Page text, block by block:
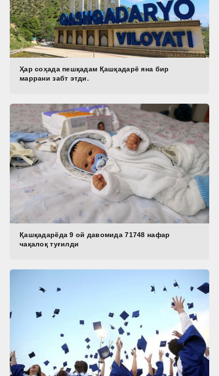
Ҳар соҳада пешқадам Қашқадарё яна бир
маррани забт этди.
Қашқадарёда 9 ой давомида 71748 нафар
чақалоқ туғилди